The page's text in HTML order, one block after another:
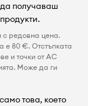
получаваш
с редовна цена.
е 80 €. Отстъпката
и точки от AC
Може да ги
това, което